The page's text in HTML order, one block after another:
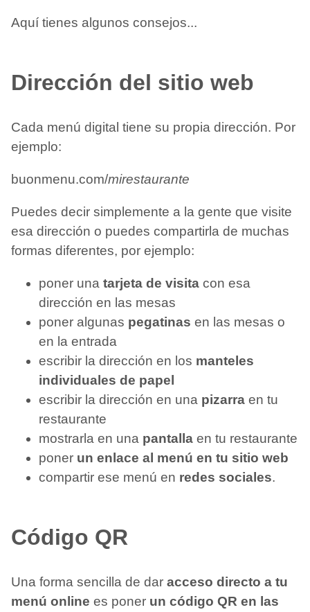
Aquí tienes algunos consejos...
Dirección del sitio web
Cada menú digital tiene su propia dirección. Por
ejemplo:
buonmenu.com/mirestaurante
Puedes decir simplemente a la gente que visite
esa dirección o puedes compartirla de muchas
formas diferentes, por ejemplo:
poner una tarjeta de visita con esa
dirección en las mesas
poner algunas pegatinas en las mesas o
en la entrada
escribir la dirección en los manteles
individuales de papel
escribir la dirección en una pizarra en tu
restaurante
mostrarla en una pantalla en tu restaurante
poner un enlace al menú en tu sitio web
compartir ese menú en redes sociales.
Código QR
Una forma sencilla de dar acceso directo a tu
menú online es poner un código QR en las